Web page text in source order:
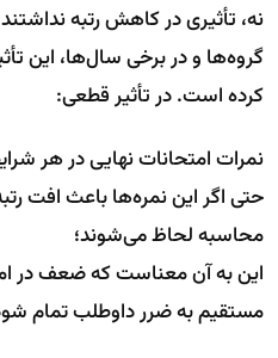
نه، تأثیری در کاهش رتبه
گروه‌ها و در برخی سال‌ها، این
کرده است. در تأثیر قطعی:
نمرات امتحانات نهایی در هر
حتی اگر این نمره‌ها باعث افت
محاسبه لحاظ می‌شوند؛
این به آن معناست که ضعف در
مستقیم به ضرر داوطلب تمام